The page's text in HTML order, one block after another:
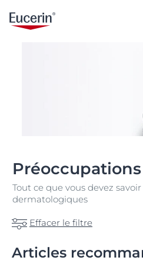
Tout ce que vous devez
dermatologiques
Effacer le filtre
Articles